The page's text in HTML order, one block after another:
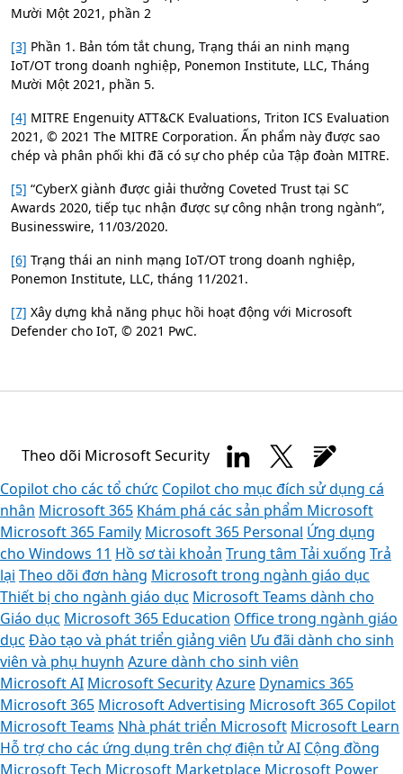
Mười Một 2021, phần 2
[3] Phần 1. Bản tóm tắt chung, Trạng thái an ninh mạng
IoT/OT trong doanh nghiệp, Ponemon Institute, LLC, Tháng
Mười Một 2021, phần 5.
[4] MITRE Engenuity ATT&CK Evaluations, Triton ICS Evaluation
2021, © 2021 The MITRE Corporation. Ấn phẩm này được sao
chép và phân phối khi đã có sự cho phép của Tập đoàn MITRE.
[5] “CyberX giành được giải thưởng Coveted Trust tại SC
Awards 2020, tiếp tục nhận được sự công nhận trong ngành”,
Businesswire, 11/03/2020.
[6] Trạng thái an ninh mạng IoT/OT trong doanh nghiệp,
Ponemon Institute, LLC, tháng 11/2021.
[7] Xây dựng khả năng phục hồi hoạt động với Microsoft
Defender cho IoT, © 2021 PwC.
Theo dõi Microsoft Security
Copilot cho các tổ chức Copilot cho mục đích sử dụng cá
nhân Microsoft 365 Khám phá các sản phẩm Microsoft
Microsoft 365 Family Microsoft 365 Personal Ứng dụng
cho Windows 11 Hồ sơ tài khoản Trung tâm Tải xuống Trả
lại Theo dõi đơn hàng Microsoft trong ngành giáo dục
Thiết bị cho ngành giáo dục Microsoft Teams dành cho
Giáo dục Microsoft 365 Education Office trong ngành giáo
dục Đào tạo và phát triển giảng viên Ưu đãi dành cho sinh
viên và phụ huynh Azure dành cho sinh viên
Microsoft AI Microsoft SecurityAzure Dynamics 365
Microsoft 365 Microsoft Advertising Microsoft 365 Copilot
Microsoft Teams Nhà phát triển Microsoft Microsoft Learn
Hỗ trợ cho các ứng dụng trên chợ điện tử AI Cộng đồng
Microsoft Tech Microsoft Marketplace Microsoft Power